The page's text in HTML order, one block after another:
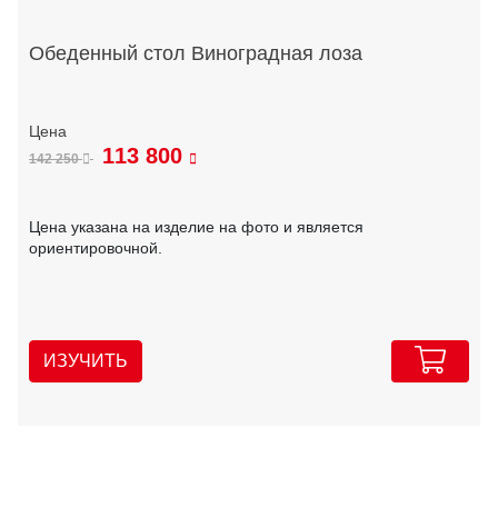
Обеденный стол Виноградная лоза
142 250 113 800
Цена указана на изделие на фото и является
ориентировочной.
ИЗУЧИТЬ